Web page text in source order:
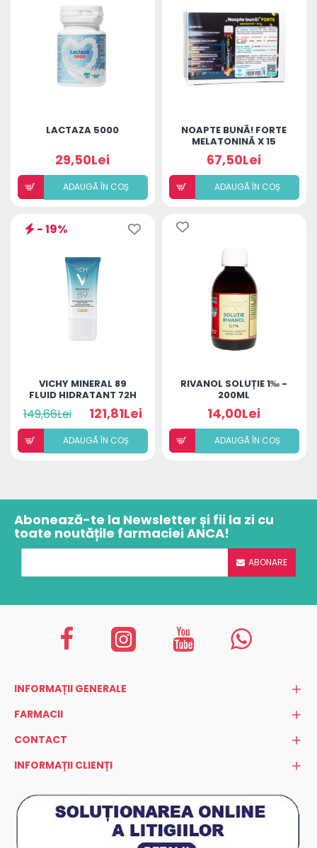
LACTAZA 5000
29,50Lei
ADAUGÃ ÎN COȘ
NOAPTE BUNĂ! FORTE
MELATONINĂ X 15
MONODOZE
67,50Lei
ADAUGÃ ÎN COȘ
- 19%
VICHY MINERAL 89
FLUID HIDRATANT 72H
SPF50
149,66Lei 121,81Lei
ADAUGÃ ÎN COȘ
RIVANOL SOLUȚIE 1‰ -
200ML
14,00Lei
ADAUGÃ ÎN COȘ
Abonează-te la Newsletter și fii la zi cu
toate noutățile farmaciei ANCA!
ABONARE
INFORMAȚII GENERALE
FARMACII
CONTACT
INFORMAȚII CLIENȚI